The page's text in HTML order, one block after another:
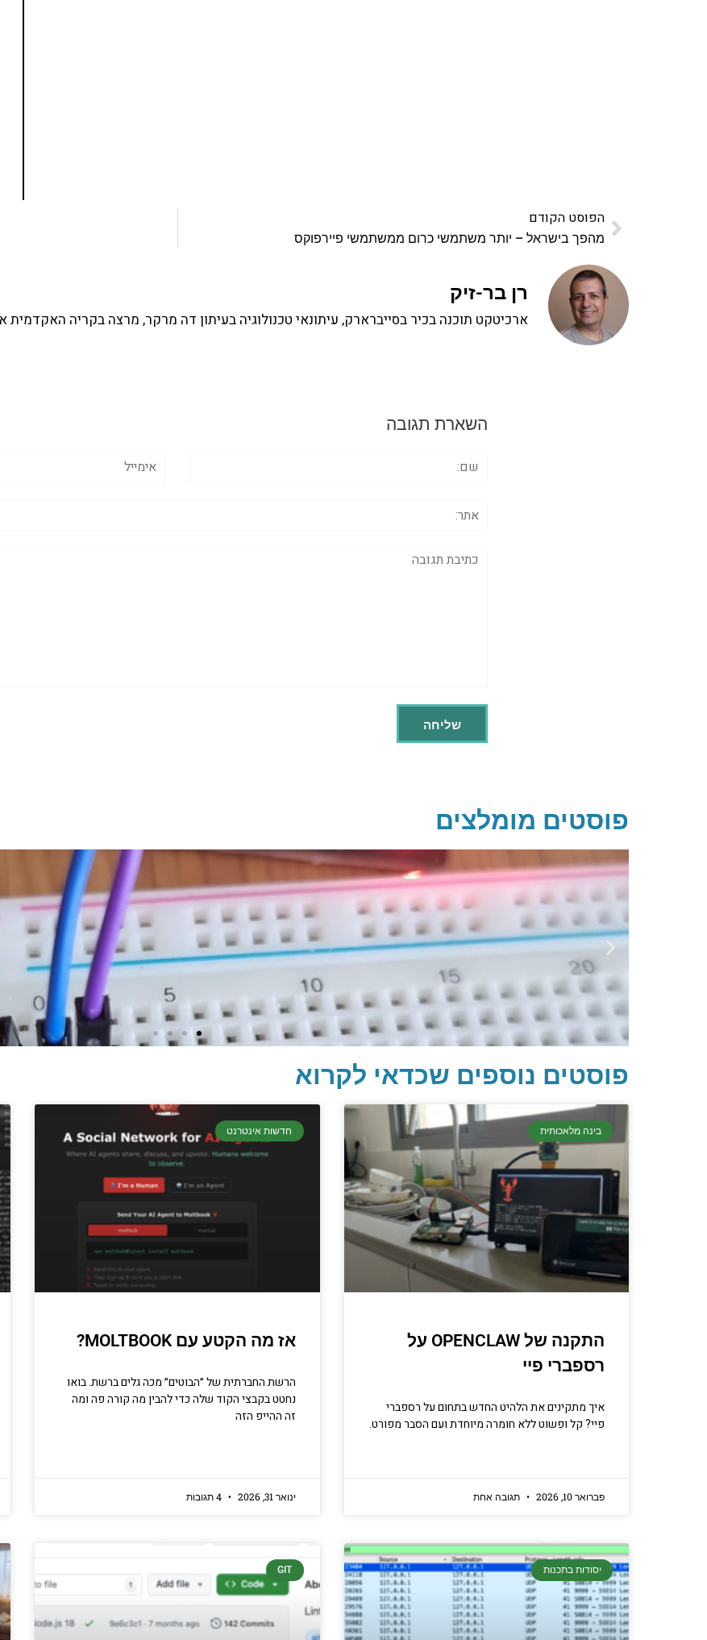
הפוסט הקודם
מהפך בישראל – יותר משתמשי כרום ממשתמשי פיירפוקס
רן בר-זיק
ארכיטקט תוכנה בכיר בסייברארק, עיתונאי טכנולוגיה בעיתון דה מרקר, מרצה בקריה האקדמית
השארת תגובה
תגובה
פוסטים מומלצים
יסודות בתכנות
קריפטוגרפיה, ביצועים, אבטחת מידע ומידע יסודי וחשוב שגם
פוסטים נוספים שכדאי לקרוא
בינה מלאכותית
התקנה של OPENCLAW על
רספברי פיי
איך מתקינים את הלהיט החדש בתחום על רספברי
פיי? קל ופשוט ללא חומרה מיוחדת ועם הסבר מפורט.
פברואר 10, 2026 תגובה אחת
חדשות אינטרנט
אז מה הקטע עם MOLTBOOK?
הרשת החברתית של ״הבוטים״ מכה גלים ברשת. בואו
נחטט בקבצי הקוד שלה כדי להבין מה קורה פה ומה
זה ההייפ הזה
ינואר 31, 2026 4 תגובות
יסודות בתכנות GIT